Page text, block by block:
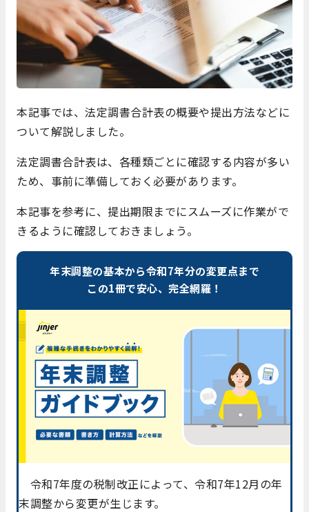
本記事では、法定調書合計表の概要や提出方法などに
ついて解説しました。
法定調書合計表は、各種類ごとに確認する内容が多い
ため、事前に準備しておく必要があります。
本記事を参考に、提出期限までにスムーズに作業がで
きるように確認しておきましょう。
年末調整の基本から令和7年分の変更点まで
この1冊で安心、完全網羅！
令和7年度の税制改正によって、令和7年12月の年
末調整から変更が生じます。